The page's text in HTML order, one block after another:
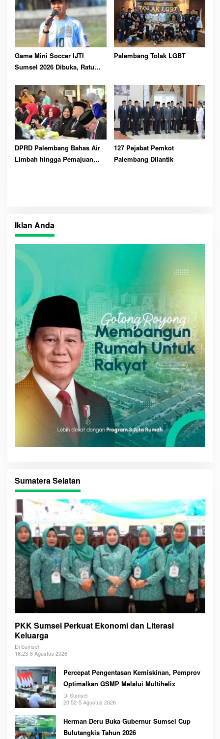
Game Mini Soccer IJTI
Sumsel 2026 Dibuka, Ratu
Solidaritas
Palembang Tolak LGBT
DPRD Palembang Bahas Air
Limbah hingga Pemajuan
127 Pejabat Pemkot
Palembang Dilantik
Iklan Anda
Sumatera Selatan
PKK Sumsel Perkuat Ekonomi dan Literasi
Keluarga
Di Sumsel
16:23-6 Agustus 2026
Percepat Pengentasan Kemiskinan, Pemprov
Optimalkan GSMP Melalui Multihelix
Di Sumsel
20:52-5 Agustus 2026
Herman Deru Buka Gubernur Sumsel Cup
Bulutangkis Tahun 2026